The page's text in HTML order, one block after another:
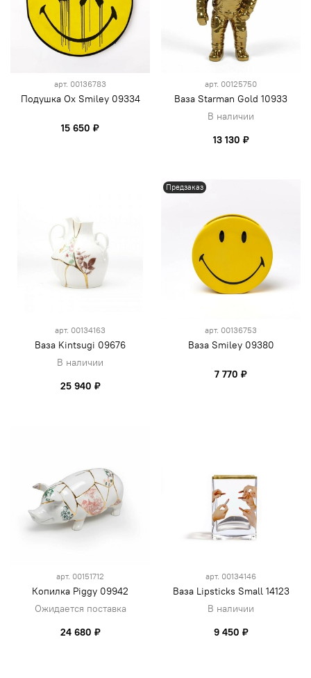
арт. 00136783
Подушка Ox Smiley 09334
15 650 ₽
арт. 00125750
Ваза Starman Gold 10933
В наличии
13 130 ₽
арт. 00134163
Ваза Kintsugi 09676
В наличии
25 940 ₽
Предзаказ
арт. 00136753
Ваза Smiley 09380
7 770 ₽
арт. 00151712
Копилка Piggy 09942
Ожидается поставка
24 680 ₽
арт. 00134146
Ваза Lipsticks Small 14123
В наличии
9 450 ₽